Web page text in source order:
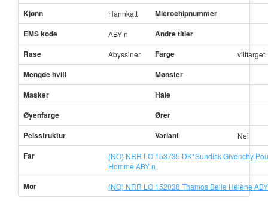
Kjønn Hannkatt
Microchipnummer
EMS kode
ABY n
Andre titler
Rase
Abyssiner Farge viltfarget
Mengde hvitt
Mønster
Masker
Hale
Øyenfarge
Ører
Pelsstruktur
Variant Nei
Far
(NO) NRR LO 153735 DK*Sundisk Givenchy
Homme ABY n
Mor (NO) NRR LO 152038 Thamos Belle Hélène